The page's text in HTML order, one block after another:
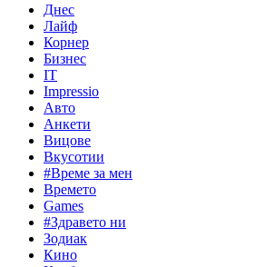
Днес
Лайф
Корнер
Бизнес
IT
Impressio
Авто
Анкети
Вицове
Вкусотии
#Време за мен
Времето
Games
#Здравето ни
Зодиак
Кино